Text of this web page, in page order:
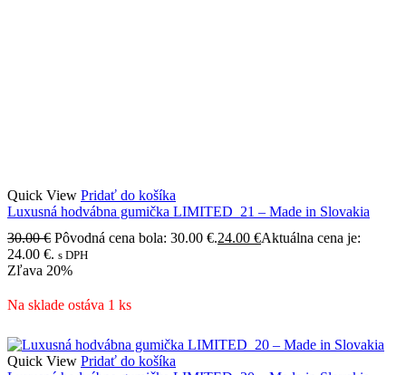
Quick View Pridať do košíka
Luxusná hodvábna gumička LIMITED_21 – Made in Slovakia
30.00€ Pôvodná cena bola: 30.00 €.24.00 €Aktuálna cena je:
24.00 €. s DPH
Zľava 20%
Na sklade ostáva 1 ks
Quick View Pridať do košíka